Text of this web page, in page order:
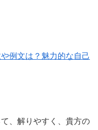
例文は？魅力的な自己
、解りやすく、貴方の